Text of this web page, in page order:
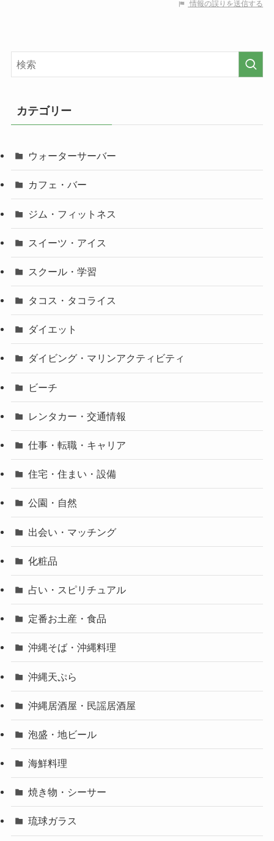
情報の誤りを送信する
カテゴリー
ウォーターサーバー
カフェ・バー
ジム・フィットネス
スイーツ・アイス
スクール・学習
タコス・タコライス
ダイエット
ダイビング・マリンアクティビティ
ビーチ
レンタカー・交通情報
仕事・転職・キャリア
住宅・住まい・設備
公園・自然
出会い・マッチング
化粧品
占い・スピリチュアル
定番お土産・食品
沖縄そば・沖縄料理
沖縄天ぷら
沖縄居酒屋・民謡居酒屋
泡盛・地ビール
海鮮料理
焼き物・シーサー
琉球ガラス